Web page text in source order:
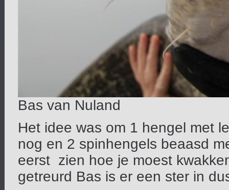
Bas van Nuland
Het idee was om 1 hengel met
nog en 2 spinhengels beaasd
eerst zien hoe je moest
getreurd Bas is er een ster in